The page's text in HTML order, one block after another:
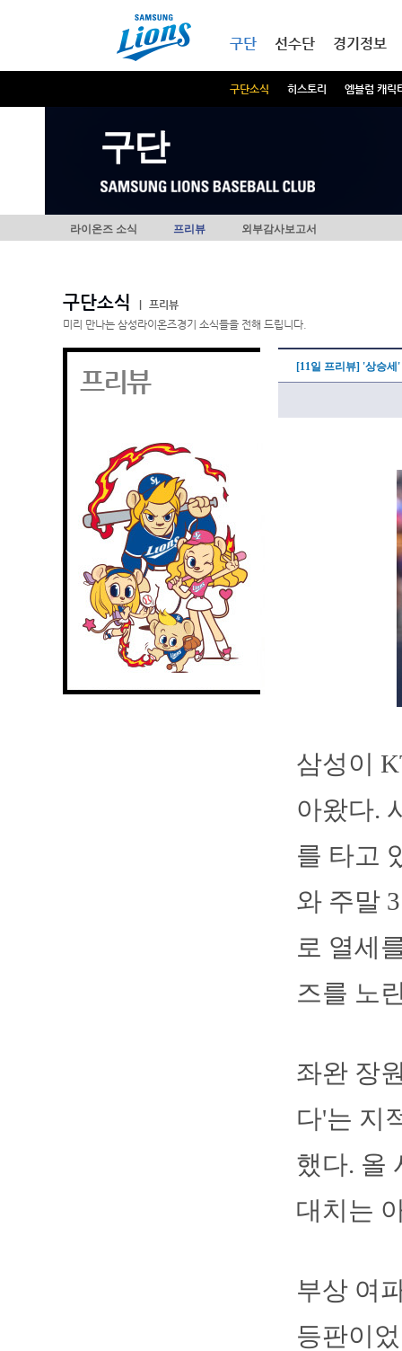
구단
구단소식 히스토리 엠블럼 캐릭
선수단 경기정보
구단
라이온즈 소식 프리뷰 외부감사보고서
구단소식
프리뷰
미리 만나는 삼성라이온즈경기 소식들을 전해 드립니다.
프리뷰 [11일 프리뷰] '상승
삼성이
아왔다.
를 타고
와 주말
로 열세
즈를 노
좌완 장
다'는 지
했다. 올
대치는
부상 여
등판이